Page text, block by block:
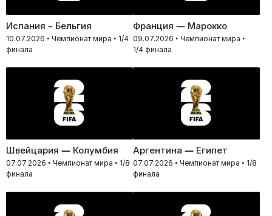
Испания – Бельгия
10.07.2026 • Чемпионат мира • 1/4
финала
Франция — Марокко
09.07.2026 • Чемпионат мира •
1/4 финала
Швейцария — Колумбия
07.07.2026 • Чемпионат мира • 1/8
финала
Аргентина — Египет
07.07.2026 • Чемпионат мира • 1/8
финала